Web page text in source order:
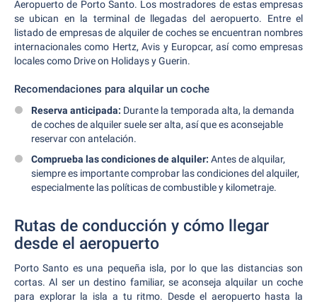
Aeropuerto de Porto Santo. Los mostradores de estas empresas
se ubican en la terminal de llegadas del aeropuerto. Entre el
listado de empresas de alquiler de coches se encuentran nombres
internacionales como Hertz, Avis y Europcar, así como empresas
locales como Drive on Holidays y Guerin.
Recomendaciones para alquilar un coche
Reserva anticipada: Durante la temporada alta, la demanda
de coches de alquiler suele ser alta, así que es aconsejable
reservar con antelación.
Comprueba las condiciones de alquiler: Antes de alquilar,
siempre es importante comprobar las condiciones del alquiler,
especialmente las políticas de combustible y kilometraje.
Rutas de conducción y cómo llegar
desde el aeropuerto
Porto Santo es una pequeña isla, por lo que las distancias son
cortas. Al ser un destino familiar, se aconseja alquilar un coche
para explorar la isla a tu ritmo. Desde el aeropuerto hasta la